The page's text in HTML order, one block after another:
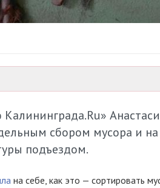
сбором мусора и
подъездом.
на себе, как это — сортировать